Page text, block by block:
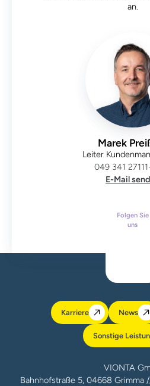
an.
Marek
Leiter
049 341
E-Mail
Folgen Sie
uns
Karriere News
Sonstige
VIONTA
Bahnhofstraße 5, 04668 Grimma